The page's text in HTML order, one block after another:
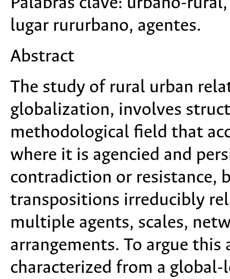
lugar rururbano, agentes.
Abstract
The study of rural urban
globalization, involves
methodological field that
where it is agencied and
contradiction or resistance,
transpositions irreducibly
multiple agents, scales,
arrangements. To argue
characterized from a